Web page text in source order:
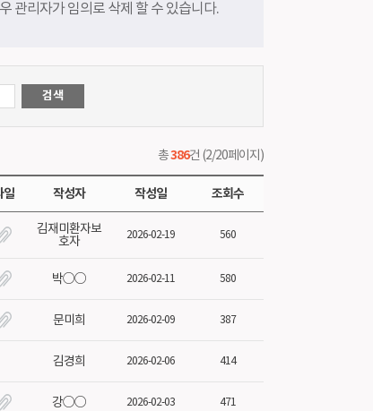
관리자가 임의로 삭제 할 수 있습니다.
총386건 (2/20페이지)
일 작성자 작성일 조회수
김재미환자보
호자
2026-02-19 560
박○○ 2026-02-11 580
문미희 2026-02-09 387
김경희 2026-02-06 414
강○○ 2026-02-03 471